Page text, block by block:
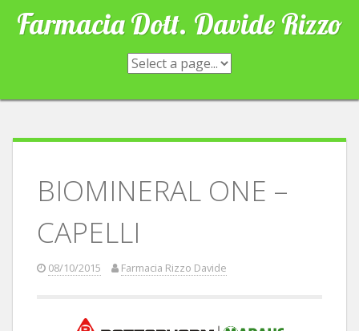
SkipFarmacia Dott. Davide Rizzo
BIOMINERAL ONE –
CAPELLI
08/10/2015 Farmacia Rizzo Davide